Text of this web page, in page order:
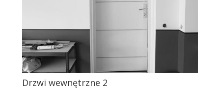
Drzwi wewnętrzne 2